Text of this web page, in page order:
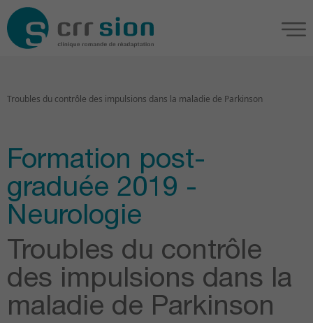
Troubles du contrôle des impulsions dans la maladie de Parkinson
Formation post-
graduée 2019 -
Neurologie
Troubles du contrôle
des impulsions dans la
maladie de Parkinson